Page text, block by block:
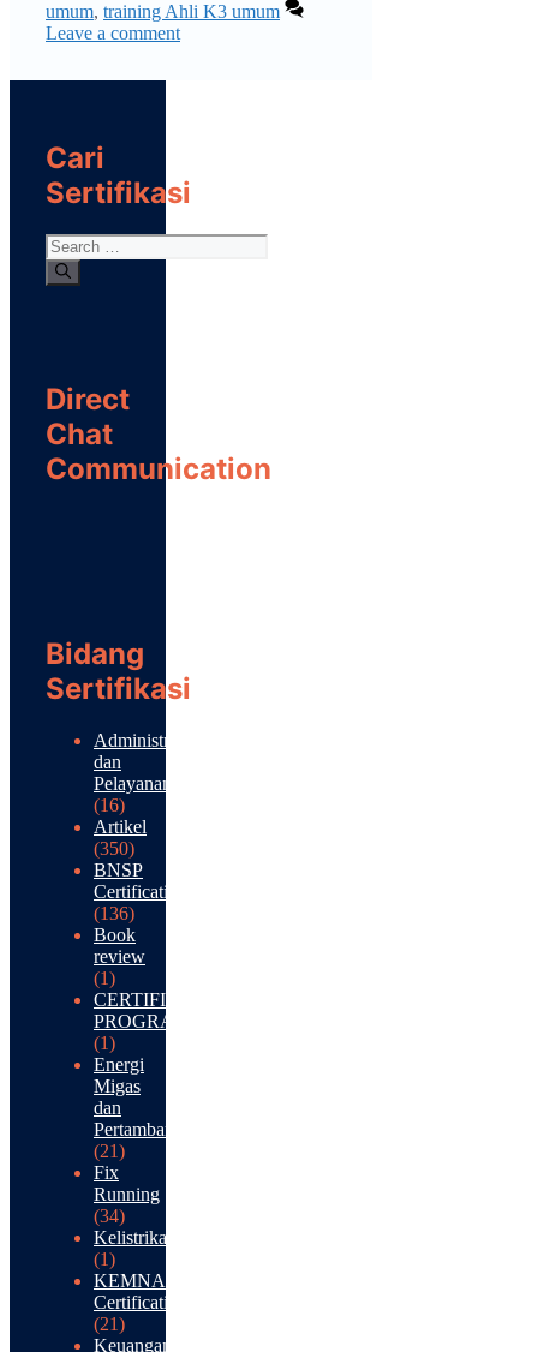
umum, training Ahli K3 umum
Leave a comment
Cari
Sertifikasi
Search
for:
Direct
Chat
Communication
Bidang
Sertifikasi
Administrasi
dan
Pelayanan
(16)
Artikel
(350)
BNSP
Certification
(136)
Book
review
(1)
CERTIFICATION
PROGRAM
(1)
Energi
Migas
dan
Pertambangan
(21)
Fix
Running
(34)
Kelistrikan
(1)
KEMNAKER
Certification
(21)
Keuangan